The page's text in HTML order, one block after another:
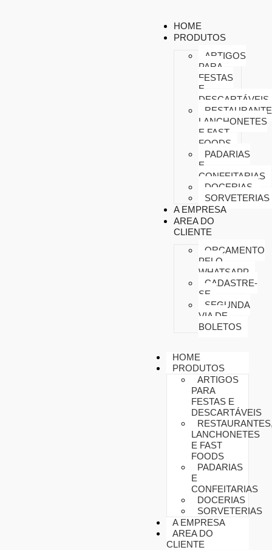
HOME
PRODUTOS
ARTIGOS
PARA
FESTAS
E
DESCARTÁVEIS
LANCHONETES
E FAST
FOODS
PADARIAS
E
CONFEITARIAS
DOCERIAS
SORVETERIAS
A EMPRESA
AREA DO
CLIENTE
ORÇAMENTO
PELO
WHATSAPP
CADASTRE-
SE
SEGUNDA
VIA DE
BOLETOS
HOME
PRODUTOS
ARTIGOS
PARA
FESTAS E
DESCARTÁVEIS
LANCHONETES
E FAST
FOODS
PADARIAS
E
CONFEITARIAS
DOCERIAS
SORVETERIAS
A EMPRESA
AREA DO
CLIENTE